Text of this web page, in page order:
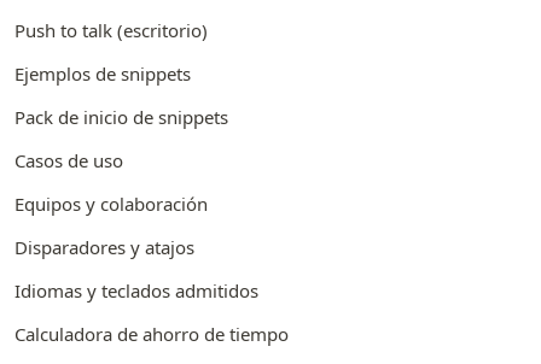
Push to talk (escritorio)
Ejemplos de snippets
Pack de inicio de snippets
Casos de uso
Equipos y colaboración
Disparadores y atajos
Idiomas y teclados admitidos
Calculadora de ahorro de tiempo